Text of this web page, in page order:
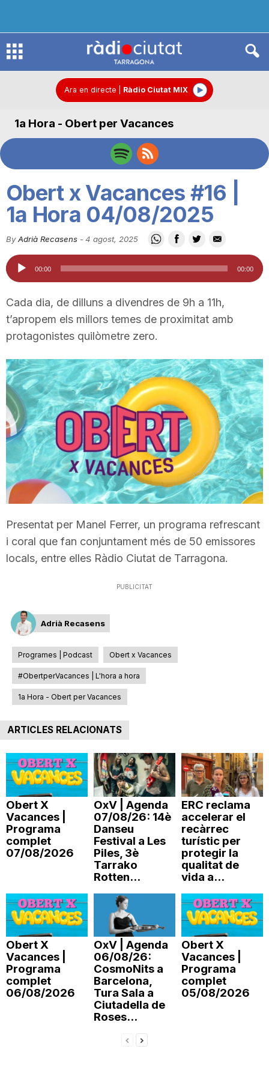
R
d
C
i
u
t
a
t
d
r
r
a
g
o
n
a
Ara en directe Ràdio Ciutat MIX
1a Hora - Obert per Vacances
Obert x Vacances #16 |
1a Hora 04/08/2025
By Adrià Recasens -4 agost, 2025
Reproductor
d'àudio
00:00 00:00
Cada dia, de dilluns a divendres de 9h a 11h,
t’apropem els millors temes de proximitat amb
protagonistes quilòmetre zero.
Presentat per Manel Ferrer, un programa refrescant
i coral que fan conjuntament més de 50 emissores
locals, entre elles Ràdio Ciutat de Tarragona.
PUBLICITAT
Adrià Recasens
Programes | Podcast Obert x Vacances
#ObertperVacances | L'hora a hora
1a Hora - Obert per Vacances
ARTICLES RELACIONATS
Obert X
Vacances |
Programa
complet
07/08/2026
OxV | Agenda
07/08/26: 14è
Danseu
Festival a Les
Piles, 3è
Tarrako
Rotten...
ERC reclama
accelerar el
recàrrec
turístic per
protegir la
qualitat de
vida a...
Obert X
Vacances |
Programa
complet
06/08/2026
OxV | Agenda
06/08/26:
CosmoNits a
Barcelona,
Tura Sala a
Ciutadella de
Roses...
Obert X
Vacances |
Programa
complet
05/08/2026